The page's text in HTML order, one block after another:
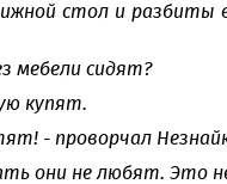
стол и разбиты
мебели сидят?
купят.
- проворчал
они не любят. Это